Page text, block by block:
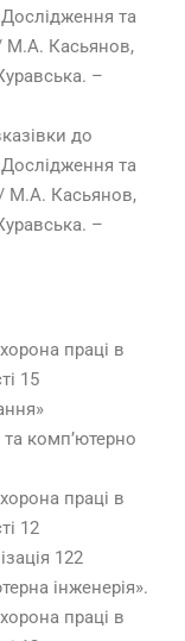
та
М.А. Касьянов,
–
до
та
/ М.А. Касьянов,
–
праці в
15
та комп’ютерно
праці в
12
122
інженерія».
праці в